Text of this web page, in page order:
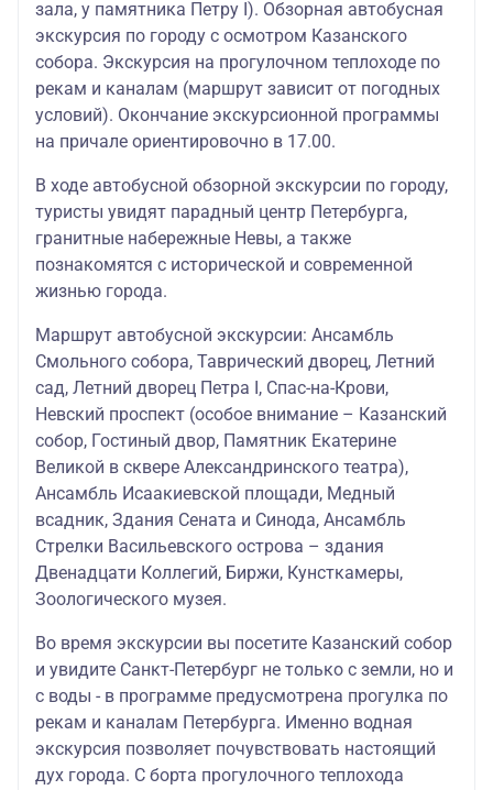
зала, у памятника Петру I). Обзорная автобусная
экскурсия по городу с осмотром Казанского
собора. Экскурсия на прогулочном теплоходе по
рекам и каналам (маршрут зависит от погодных
условий). Окончание экскурсионной программы
на причале ориентировочно в 17.00.
В ходе автобусной обзорной экскурсии по городу,
туристы увидят парадный центр Петербурга,
гранитные набережные Невы, а также
познакомятся с исторической и современной
жизнью города.
Маршрут автобусной экскурсии: Ансамбль
Смольного собора, Таврический дворец, Летний
сад, Летний дворец Петра I, Спас-на-Крови,
Невский проспект (особое внимание – Казанский
собор, Гостиный двор, Памятник Екатерине
Великой в сквере Александринского театра),
Ансамбль Исаакиевской площади, Медный
всадник, Здания Сената и Синода, Ансамбль
Стрелки Васильевского острова – здания
Двенадцати Коллегий, Биржи, Кунсткамеры,
Зоологического музея.
Во время экскурсии вы посетите Казанский собор
и увидите Санкт-Петербург не только с земли, но и
с воды - в программе предусмотрена прогулка по
рекам и каналам Петербурга. Именно водная
экскурсия позволяет почувствовать настоящий
дух города. С борта прогулочного теплохода